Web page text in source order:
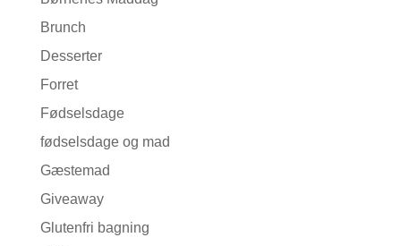
Brunch
Desserter
Forret
Fødselsdage
fødselsdage og mad
Gæstemad
Giveaway
Glutenfri bagning